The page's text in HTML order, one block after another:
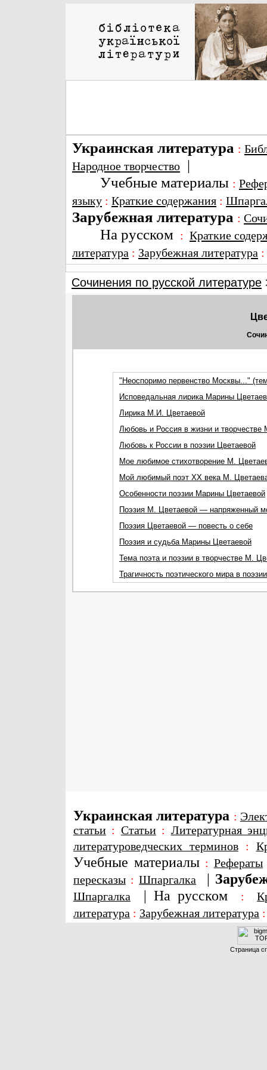
Украинская литература :
Народное творчество |
Учебные материалы :
языку : Краткие содержания :
Зарубежная литература :
На русском : Краткие
литература : Зарубежная литература
Сочинения по русской литературе
"Неоспоримо первенство Москвы..."
Исповедальная лирика Марины
Лирика М.И. Цветаевой
Любовь и Россия в жизни и творчестве
Любовь к России в поэзии Цветаевой
Мое любимое стихотворение М.
Мой любимый поэт XX века М.
Особенности поэзии Марины Цветаевой
Поэзия М. Цветаевой — напряженный
Поэзия Цветаевой — повесть о себе
Поэзия и судьба Марины Цветаевой
Тема поэта и поэзии в творчестве М.
Трагичность поэтического мира в
Украинская литература :
статьи : Статьи: Литературная
литературоведческих терминов:
Учебные материалы : Рефераты
пересказы : Шпаргалка |
Шпаргалка | На русском :
литература : Зарубежная литература
Страница